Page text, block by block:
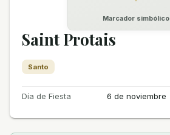
Marcador simbólico
Saint Protais
Santo
Día de Fiesta 6 de noviembre